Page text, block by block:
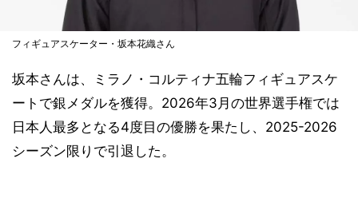
フィギュアスケーター・坂本花織さん
坂本さんは、ミラノ・コルティナ五輪フィギュアスケ
ートで銀メダルを獲得。2026年3月の世界選手権では
日本人最多となる4度目の優勝を果たし、2025-2026
シーズン限りで引退した。